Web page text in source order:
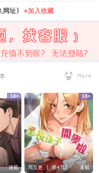
网址) +加入收藏
More
18+
連載
18+
周五更 | 第47話 連載